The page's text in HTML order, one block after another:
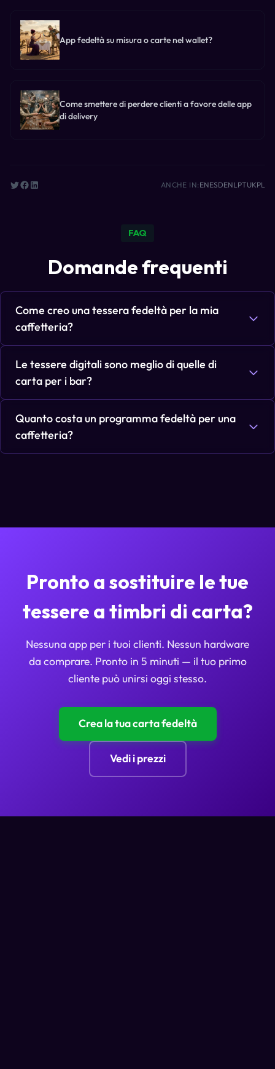
App fedeltà su misura o carte nel wallet?
Come smettere di perdere clienti a favore delle app
di delivery
ANCHE IN: ENESDENLPTUKPL
FAQ
Domande frequenti
Come creo una tessera fedeltà per la mia
caffetteria?
Le tessere digitali sono meglio di quelle di
carta per i bar?
Quanto costa un programma fedeltà per una
caffetteria?
Pronto a sostituire le tue
tessere a timbri di carta?
Nessuna app per i tuoi clienti. Nessun hardware
da comprare. Pronto in 5 minuti — il tuo primo
cliente può unirsi oggi stesso.
Crea la tua carta fedeltà
Vedi i prezzi